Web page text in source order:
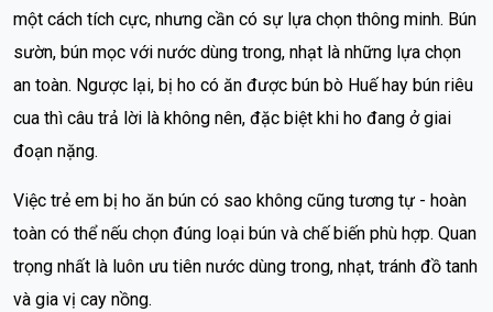
một cách tích cực, nhưng cần có sự lựa chọn thông minh. Bún
sườn, bún mọc với nước dùng trong, nhạt là những lựa chọn
an toàn. Ngược lại, bị ho có ăn được bún bò Huế hay bún riêu
cua thì câu trả lời là không nên, đặc biệt khi ho đang ở giai
đoạn nặng.
Việc trẻ em bị ho ăn bún có sao không cũng tương tự - hoàn
toàn có thể nếu chọn đúng loại bún và chế biến phù hợp. Quan
trọng nhất là luôn ưu tiên nước dùng trong, nhạt, tránh đồ tanh
và gia vị cay nồng.